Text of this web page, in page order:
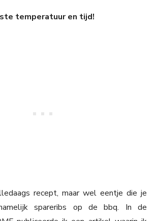
temperatuur en tijd!
recept, maar wel eentje die je
spareribs op de bbq. In de